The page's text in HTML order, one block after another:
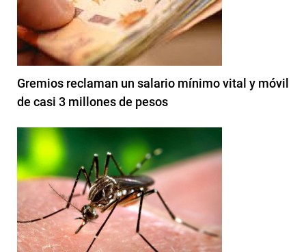
Gremios reclaman un salario mínimo vital y móvil
de casi 3 millones de pesos